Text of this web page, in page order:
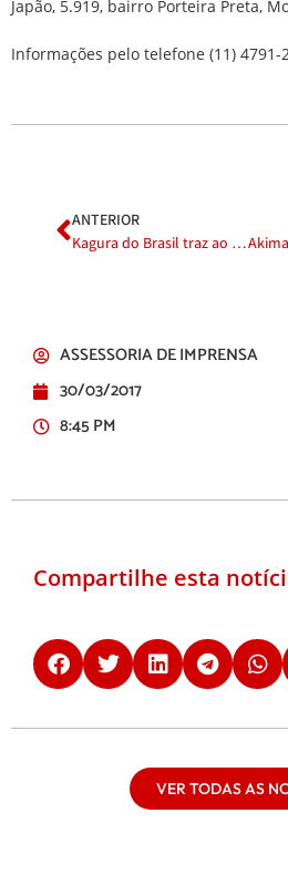
Japão, 5.919, bairro Porteira Preta,
Informações pelo telefone (11) 4791-
ANTERIOR
Kagura do Brasil traz ao Akimatsuri espetáculo com lenda milenar
ASSESSORIA DE IMPRENSA
30/03/2017
8:45 PM
Compartilhe esta
VER TODAS AS